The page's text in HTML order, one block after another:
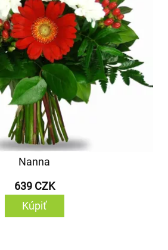
Nanna
639 CZK
Kúpiť